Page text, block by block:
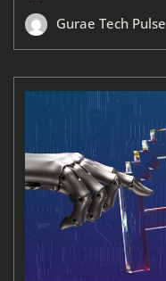
Gurae Tech Pulse